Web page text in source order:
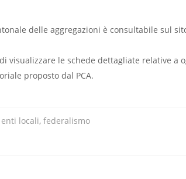
delle aggregazioni è consultabile sul
visualizzare le schede dettagliate relative a
proposto dal PCA.
enti locali, federalismo